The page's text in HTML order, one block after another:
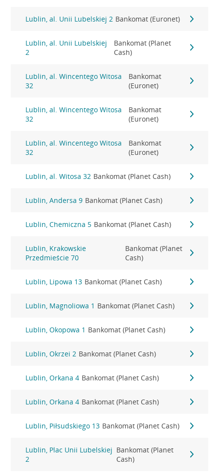
Lublin, al. Unii Lubelskiej 2 Bankomat (Euronet)
Lublin, al. Unii Lubelskiej
2
Bankomat (Planet
Cash)
Lublin, al. Wincentego Witosa
32
Bankomat
(Euronet)
Lublin, al. Wincentego Witosa
32
Bankomat
(Euronet)
Lublin, al. Wincentego Witosa
32
Bankomat
(Euronet)
Lublin, al. Witosa 32 Bankomat (Planet Cash)
Lublin, Andersa 9 Bankomat (Planet Cash)
Lublin, Chemiczna 5 Bankomat (Planet Cash)
Lublin, Krakowskie
Przedmieście 70
Bankomat (Planet
Cash)
Lublin, Lipowa 13 Bankomat (Planet Cash)
Lublin, Magnoliowa 1 Bankomat (Planet Cash)
Lublin, Okopowa 1 Bankomat (Planet Cash)
Lublin, Okrzei 2 Bankomat (Planet Cash)
Lublin, Orkana 4 Bankomat (Planet Cash)
Lublin, Orkana 4 Bankomat (Planet Cash)
Lublin, Piłsudskiego 13 Bankomat (Planet Cash)
Lublin, Plac Unii Lubelskiej
2
Bankomat (Planet
Cash)